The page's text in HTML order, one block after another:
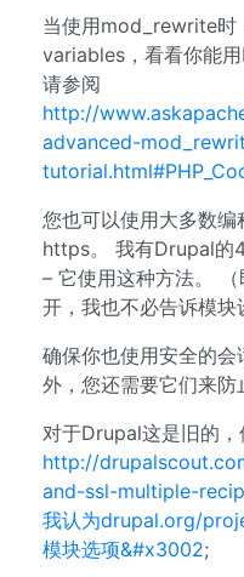
当使用mod_rewrite时
variables，看看你能
请参阅
http://
advanced-
您也可以使用大多数
https。 我有Drupal的
– 它使用这种方法。
开，我也不必告诉模块
确保你也使用安全的
外，您还需要它们来防
对于Drupal这是旧的，
http://
and-ssl-multiple-
我认为drupal.org/
模块选项&#x3002;